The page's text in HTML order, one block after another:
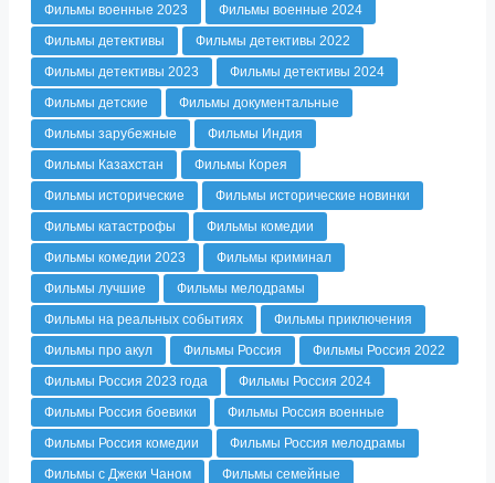
Фильмы военные 2023
Фильмы военные 2024
Фильмы детективы
Фильмы детективы 2022
Фильмы детективы 2023
Фильмы детективы 2024
Фильмы детские
Фильмы документальные
Фильмы зарубежные
Фильмы Индия
Фильмы Казахстан
Фильмы Корея
Фильмы исторические
Фильмы исторические новинки
Фильмы катастрофы
Фильмы комедии
Фильмы комедии 2023
Фильмы криминал
Фильмы лучшие
Фильмы мелодрамы
Фильмы на реальных событиях
Фильмы приключения
Фильмы про акул
Фильмы Россия
Фильмы Россия 2022
Фильмы Россия 2023 года
Фильмы Россия 2024
Фильмы Россия боевики
Фильмы Россия военные
Фильмы Россия комедии
Фильмы Россия мелодрамы
Фильмы с Джеки Чаном
Фильмы семейные